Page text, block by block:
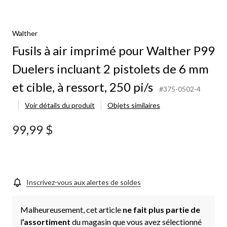
Walther
Fusils à air imprimé pour Walther P99
Duelers incluant 2 pistolets de 6 mm
et cible, à ressort, 250 pi/s
#375-0502-4
Voir détails du produit
Objets similaires
99,99 $
Inscrivez-vous aux alertes de soldes
Malheureusement, cet article ne fait plus partie de
l’assortiment du magasin que vous avez sélectionné